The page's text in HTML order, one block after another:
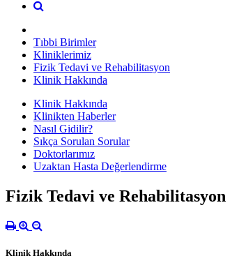
Tıbbi Birimler
Kliniklerimiz
Fizik Tedavi ve Rehabilitasyon
Klinik Hakkında
Klinik Hakkında
Klinikten Haberler
Nasıl Gidilir?
Sıkça Sorulan Sorular
Doktorlarımız
Uzaktan Hasta Değerlendirme
Fizik Tedavi ve Rehabilitasyon
Klinik Hakkında